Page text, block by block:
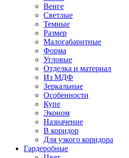
Венге
Светлые
Темные
Размер
Малогабаритные
Форма
Угловые
Отделка и материал
Из МДФ
Зеркальные
Особенности
Купе
Эконом
Назначение
В коридор
Для узкого коридора
Гардеробные